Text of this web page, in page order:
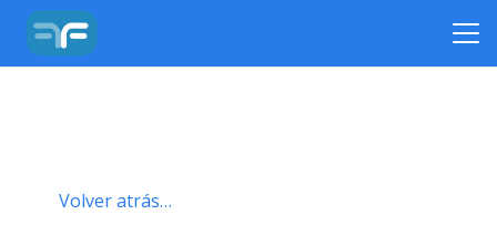
Volver atrás…